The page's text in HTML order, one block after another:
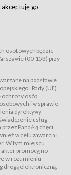
umowy z
tj. uprawniające
filmowych,
w Serwisie;
z
4 i 5 poniżej, których
Usługobiorców
akceptuję go
osobowych będzie
(00-153) przy
na podstawie
i Rady (UE)
ochrony osób
i w sprawie
dyrektywy
usług
Pana/-ią chęci
w celu zawarcia i
W tym miejscu
promocyjno-
w rozumieniu
drogą elektroniczną;